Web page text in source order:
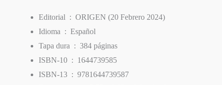
Editorial ‏ : ‎ ORIGEN (20 Febrero 2024)
Idioma ‏ : ‎ Español
Tapa dura ‏ : ‎ 384 páginas
ISBN-10 ‏ : ‎ 1644739585
ISBN-13 ‏ : ‎ 9781644739587